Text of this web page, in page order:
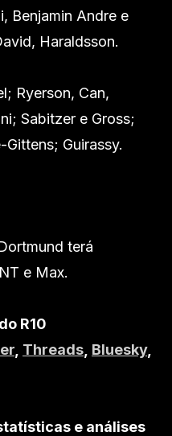
Benjamin Andre e
Haraldsson.
Ryerson, Can,
Sabitzer e Gross;
Guirassy.
terá
e Max.
R10
, Threads, Bluesky,
e análises